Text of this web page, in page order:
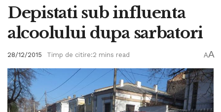
Depistati sub influenta
alcoolului dupa sarbatori
28/12/2015 Timp de citire:2 mins read AA